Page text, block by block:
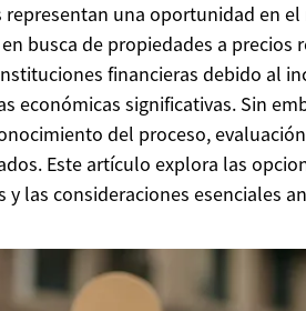
representan una oportunidad en
busca de propiedades a precios
financieras debido al
económicas significativas. Sin
del proceso,
Este artículo explora las
las consideraciones esenciales